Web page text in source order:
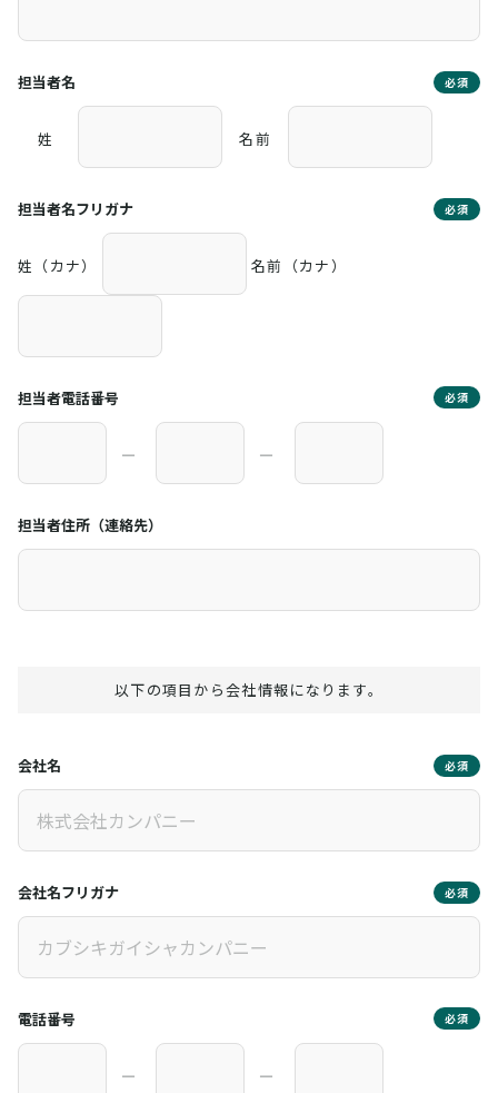
担当者名 必須
姓 名前
担当者名フリガナ 必須
姓（カナ） 名前（カナ）
担当者電話番号 必須
― ―
担当者住所（連絡先）
以下の項目から会社情報になります。
会社名 必須
会社名フリガナ 必須
電話番号 必須
― ―